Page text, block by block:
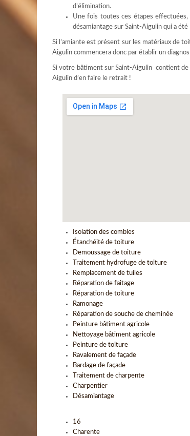
d’élimination.
Une fois toutes ces étapes
désamiantage sur Saint-Aigulin qui a été
Si l’amiante est présent sur les matériaux de
Aigulin commencera donc par établir un
Si votre bâtiment sur Saint-Aigulin contient de
Aigulin d’en faire le retrait !
Isolation des combles
Étanchéité de toiture
Demoussage de toiture
Traitement hydrofuge de toiture
Remplacement de tuiles
Réparation de faitage
Réparation de toiture
Ramonage
Réparation de souche de cheminée
Peinture bâtiment agricole
Nettoyage bâtiment agricole
Peinture de toiture
Ravalement de façade
Bardage de façade
Traitement de charpente
Charpentier
Désamiantage
16
Charente